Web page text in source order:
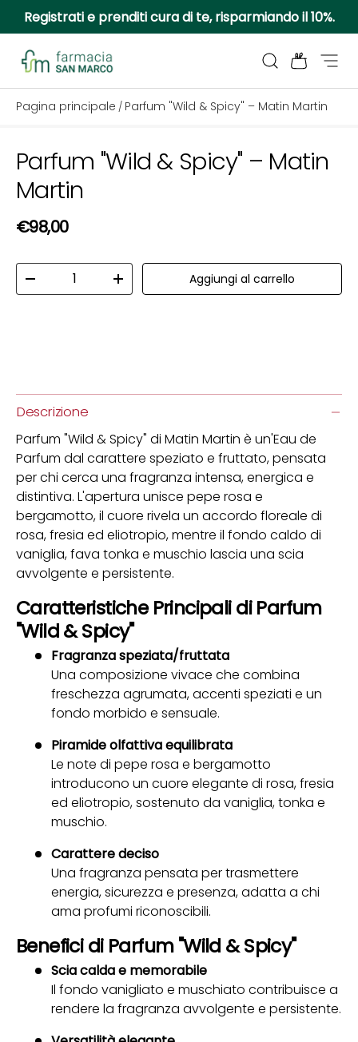
Passa ai contenuti
Registrati e prenditi cura di te, risparmiando il 10%.
Farmacia San Marco
Cerca Borsa
Pagina principale / Parfum "Wild & Spicy" – Matin Martin
Passa alle informazioni sul prodotto
Parfum "Wild & Spicy" – Matin
Martin
Prezzo normale
€98,00
Diminuire la quantitàAumenta la quantità
Aggiungi al carrello
Descrizione
Parfum "Wild & Spicy" di Matin Martin è un'Eau de
Parfum dal carattere speziato e fruttato, pensata
per chi cerca una fragranza intensa, energica e
distintiva. L'apertura unisce pepe rosa e
bergamotto, il cuore rivela un accordo floreale di
rosa, fresia ed eliotropio, mentre il fondo caldo di
vaniglia, fava tonka e muschio lascia una scia
avvolgente e persistente.
Caratteristiche Principali di Parfum
"Wild & Spicy"
Fragranza speziata/fruttata
Una composizione vivace che combina
freschezza agrumata, accenti speziati e un
fondo morbido e sensuale.
Piramide olfattiva equilibrata
Le note di pepe rosa e bergamotto
introducono un cuore elegante di rosa, fresia
ed eliotropio, sostenuto da vaniglia, tonka e
muschio.
Carattere deciso
Una fragranza pensata per trasmettere
energia, sicurezza e presenza, adatta a chi
ama profumi riconoscibili.
Benefici di Parfum "Wild & Spicy"
Scia calda e memorabile
Il fondo vanigliato e muschiato contribuisce a
rendere la fragranza avvolgente e persistente.